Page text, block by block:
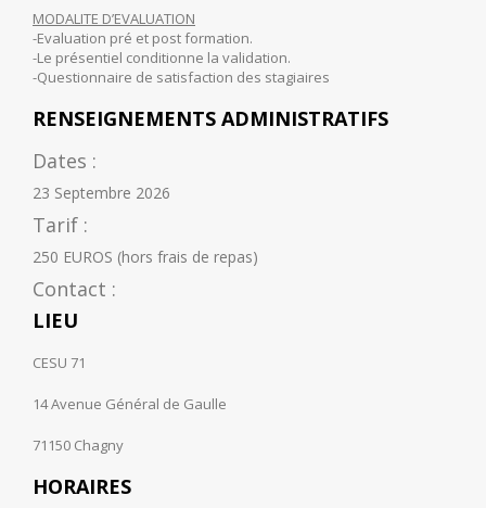
MODALITE D’EVALUATION
-Evaluation pré et post formation.
-Le présentiel conditionne la validation.
-Questionnaire de satisfaction des stagiaires
RENSEIGNEMENTS ADMINISTRATIFS
Dates :
23 Septembre 2026
Tarif :
250 EUROS (hors frais de repas)
Contact :
LIEU
CESU 71
14 Avenue Général de Gaulle
71150 Chagny
HORAIRES